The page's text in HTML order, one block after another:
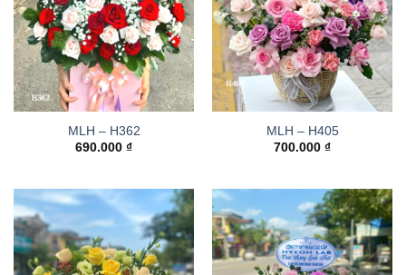
MLH – H362
690.000 ₫
MLH – H405
700.000 ₫